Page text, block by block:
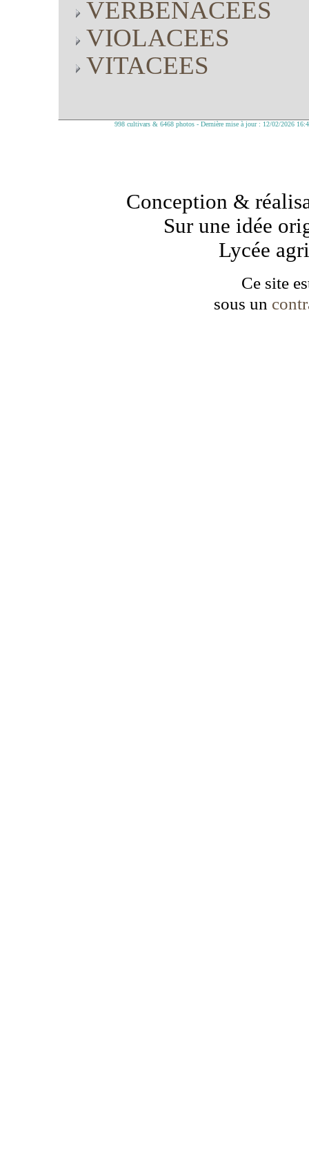
VERBENACEES
VIOLACEES
VITACEES
998 cultivars & 6468 photos - Dernière mise à jour : 12/02/2026
Conception &
Sur une idée
Lycée
Ce site
sous un